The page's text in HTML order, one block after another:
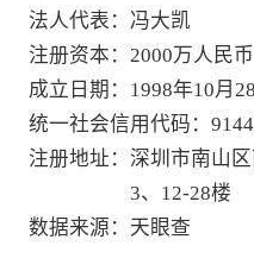
法人代表 ： 冯大凯
注册资本 ： 2000万人民币
成立日期 ： 1998年10月
统一社会信用代码 ：
注册地址 ： 深圳市南山
3、12-28楼
数据来源 ： 天眼查